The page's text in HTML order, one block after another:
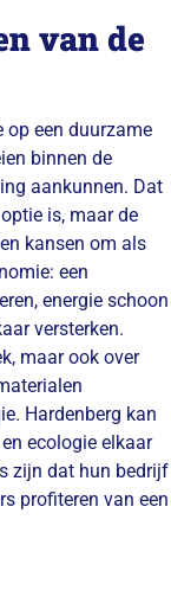
van de
op een duurzame
binnen de
aankunnen. Dat
is, maar de
kansen om als
een
energie schoon
versterken.
maar ook over
Hardenberg kan
ecologie elkaar
zijn dat hun bedrijf
profiteren van een